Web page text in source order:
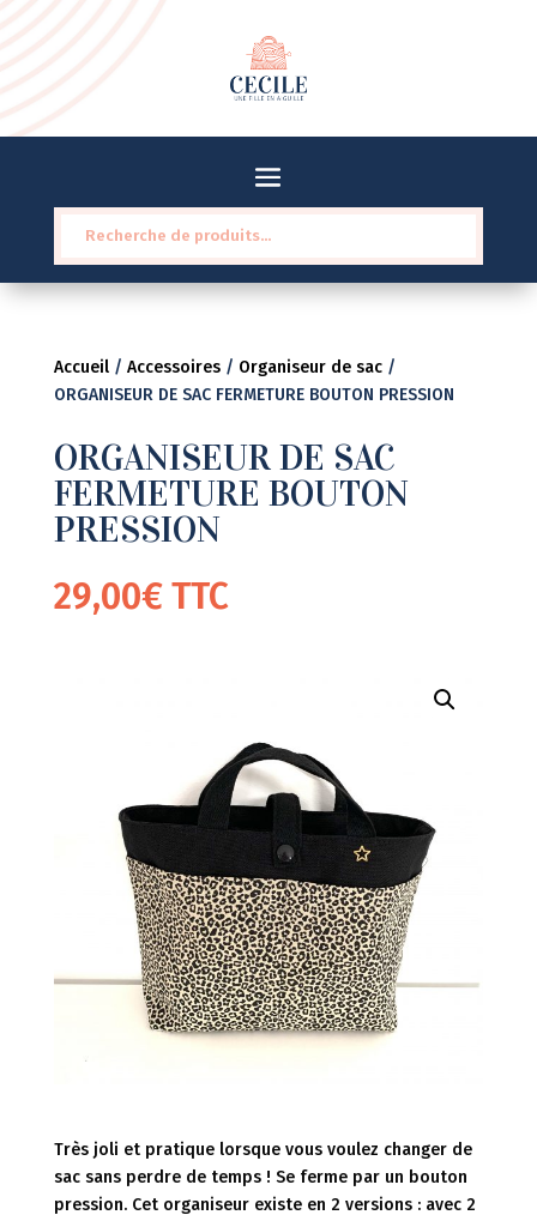
pour :
Accueil/ Accessoires/ Organiseur de sac/
ORGANISEUR DE SAC FERMETURE BOUTON PRESSION
ORGANISEUR DE SAC
FERMETURE BOUTON
PRESSION
29,00€ TTC
Très joli et pratique lorsque vous voulez changer de
sac sans perdre de temps ! Se ferme par un bouton
pression. Cet organiseur existe en 2 versions : avec 2